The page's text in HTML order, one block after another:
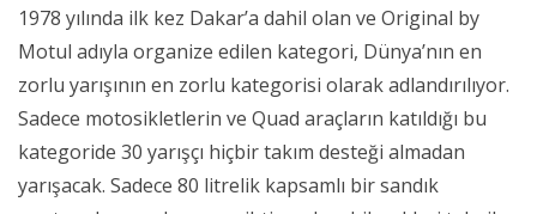
1978 yılında ilk kez Dakar’a dahil olan ve Original by
Motul adıyla organize edilen kategori, Dünya’nın en
zorlu yarışının en zorlu kategorisi olarak adlandırılıyor.
Sadece motosikletlerin ve Quad araçların katıldığı bu
kategoride 30 yarışçı hiçbir takım desteği almadan
yarışacak. Sadece 80 litrelik kapsamlı bir sandık